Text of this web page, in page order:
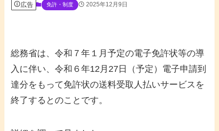
広告 免許・制度 2025年12月9日
総務省は、令和７年１月予定の電子免許状等の導
入に伴い、令和６年12月27日（予定）電子申請到
達分をもって免許状の送料受取人払いサービスを
終了するとのことです。